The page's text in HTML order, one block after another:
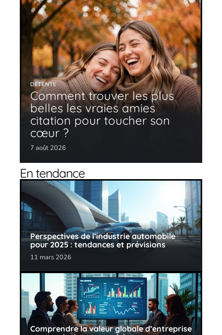
DÉTENTE
Comment trouver les plus
belles les vraies amies
citation pour toucher son
cœur ?
7 août 2026
En tendance
Perspectives de l’industrie automobile
pour 2025 : tendances et prévisions
11 mars 2026
Comprendre la valeur globale d’entreprise